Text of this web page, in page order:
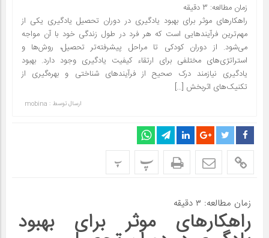
زمان مطالعه: ۳ دقیقه
راهکارهای موثر برای بهبود یادگیری در دوران تحصیل یادگیری یکی از
مهم‌ترین فرآیندهایی است که هر فرد در طول زندگی خود با آن مواجه
می‌شود. از دوران کودکی تا مراحل پیشرفته‌تر تحصیل، روش‌ها و
استراتژی‌های مختلفی برای ارتقاء کیفیت یادگیری وجود دارد. بهبود
یادگیری نیازمند درک صحیح از فرآیندهای شناختی و بهره‌گیری از
تکنیک‌های اثربخش […]
ارسال توسط : mobina
پ پ
زمان مطالعه: ۳ دقیقه
راهکارهای موثر برای بهبود